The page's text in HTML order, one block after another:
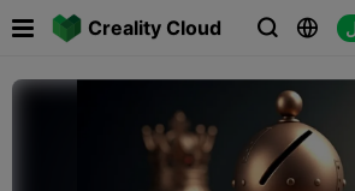
Creality Cloud  